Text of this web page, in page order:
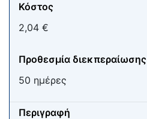
Κόστος
2,04 €
Προθεσμία διεκπεραίωσης
50 ημέρες
Περιγραφή